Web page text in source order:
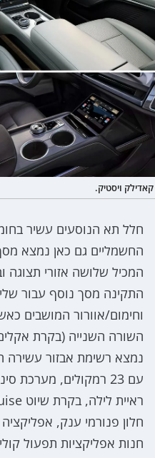
קאדילק ויסטיק.
חלל תא הנוסעים עשיר
המכיל שלושה אזורי תצוגה
התקינה מסך נוסף עבור
וחימום/אוורור המושבים
עם 23 רמקולים,
חנות אפליקציות תפעול